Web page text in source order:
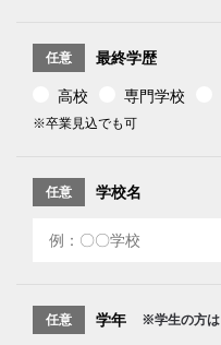
任意 最終学歴
高校 専門学校
※卒業見込でも可
任意 学校名
任意 学年 ※学生の方は